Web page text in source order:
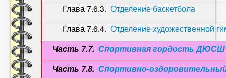
Глава 7.6.3. Отделение баскетбола
Глава 7.6.4. Отделение художественной
Часть 7.7. Спортивная гордость ДЮСШ
Часть 7.8. Спортивно-